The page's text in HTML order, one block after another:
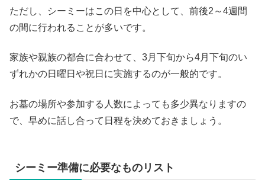
ただし、シーミーはこの日を中心として、前後2～4週間
の間に行われることが多いです。
家族や親族の都合に合わせて、3月下旬から4月下旬のい
ずれかの日曜日や祝日に実施するのが一般的です。
お墓の場所や参加する人数によっても多少異なりますの
で、早めに話し合って日程を決めておきましょう。
シーミー準備に必要なものリスト